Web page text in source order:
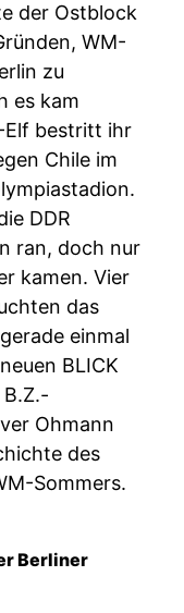
der Ostblock
WM-
zu
es kam
Elf bestritt ihr
Chile im
DDR
ran, doch nur
kamen. Vier
das
einmal
BLICK
Ohmann
des
Sommers.
Berliner